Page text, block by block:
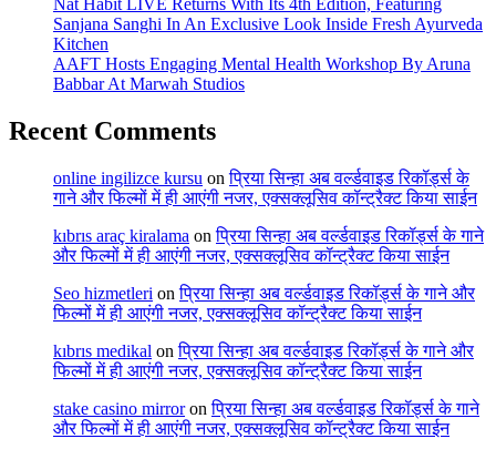
Nat Habit LIVE Returns With Its 4th Edition, Featuring
Sanjana Sanghi In An Exclusive Look Inside Fresh Ayurveda
Kitchen
AAFT Hosts Engaging Mental Health Workshop By Aruna
Babbar At Marwah Studios
Recent Comments
online ingilizce kursu onप्रिया सिन्हा अब वर्ल्डवाइड रिकॉर्ड्स के
गाने और फिल्मों में ही आएंगी नजर, एक्सक्लूसिव कॉन्ट्रैक्ट किया साईन
kıbrıs araç kiralama onप्रिया सिन्हा अब वर्ल्डवाइड रिकॉर्ड्स के गाने
और फिल्मों में ही आएंगी नजर, एक्सक्लूसिव कॉन्ट्रैक्ट किया साईन
Seo hizmetleri onप्रिया सिन्हा अब वर्ल्डवाइड रिकॉर्ड्स के गाने और
फिल्मों में ही आएंगी नजर, एक्सक्लूसिव कॉन्ट्रैक्ट किया साईन
kıbrıs medikal onप्रिया सिन्हा अब वर्ल्डवाइड रिकॉर्ड्स के गाने और
फिल्मों में ही आएंगी नजर, एक्सक्लूसिव कॉन्ट्रैक्ट किया साईन
stake casino mirroronप्रिया सिन्हा अब वर्ल्डवाइड रिकॉर्ड्स के गाने
और फिल्मों में ही आएंगी नजर, एक्सक्लूसिव कॉन्ट्रैक्ट किया साईन